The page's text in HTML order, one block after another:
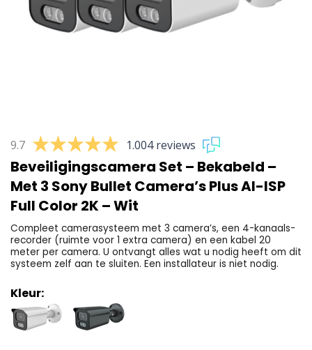
9.7 1.004 reviews
Beveiligingscamera Set – Bekabeld –
Met 3 Sony Bullet Camera’s Plus AI-ISP
Full Color 2K – Wit
Compleet camerasysteem met 3 camera’s, een 4-kanaals-
recorder (ruimte voor 1 extra camera) en een kabel 20
meter per camera. U ontvangt alles wat u nodig heeft om dit
systeem zelf aan te sluiten. Een installateur is niet nodig.
Kleur: